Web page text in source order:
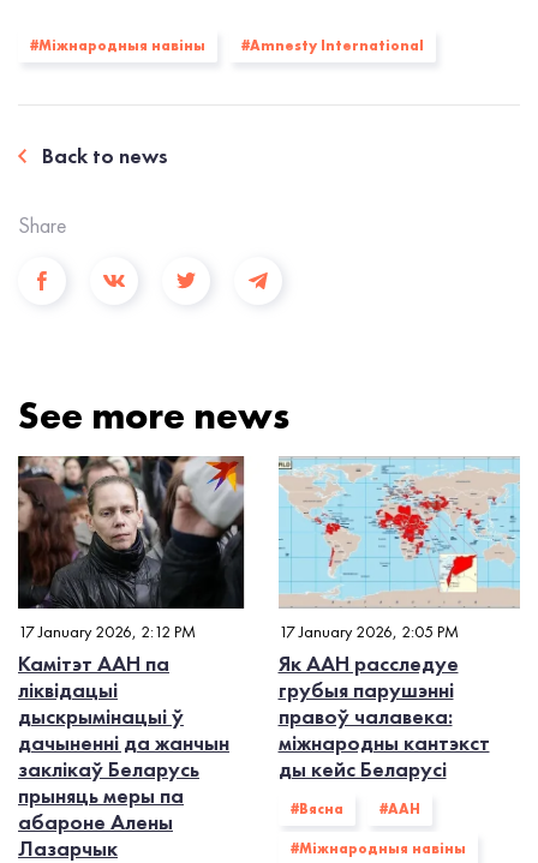
#Міжнародныя навіны #Amnesty International
Back to news
Share
See more news
17 January 2026, 2:12 PM
Камітэт ААН па
ліквідацыі
дыскрымінацыі ў
дачыненні да жанчын
заклікаў Беларусь
прыняць меры па
абароне Алены
Лазарчык
17 January 2026, 2:05 PM
Як ААН расследуе
грубыя парушэнні
правоў чалавека:
міжнародны кантэкст
ды кейс Беларусі
#Вясна #ААН
#Міжнародныя навіны